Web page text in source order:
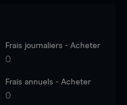
Frais journaliers - Acheter
0
Frais annuels - Acheter
0